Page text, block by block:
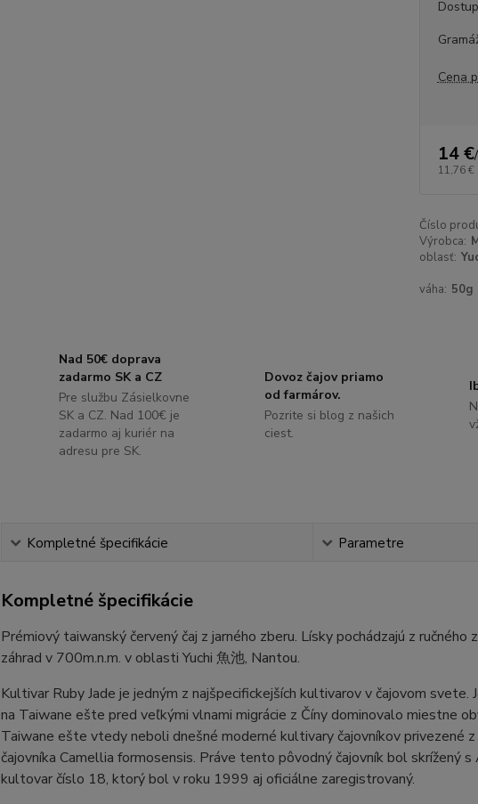
Cena
14 €/
11,76 €
Číslo
Výrobca:
oblasť:
váha: 50g
Nad 50€ doprava
zadarmo SK a CZ
Pre službu Zásielkovne
SK a CZ. Nad 100€ je
zadarmo aj kuriér na
adresu pre SK.
Dovoz čajov priamo
od farmárov.
Pozrite si blog z našich
ciest.
Kompletné špecifikácie Parametre
Kompletné špecifikácie
Prémiový taiwanský červený čaj z jarného zberu. Lísky pochádzajú z
záhrad v 700m.n.m. v oblasti Yuchi 魚池, Nantou.
Kultivar Ruby Jade je jedným z najšpecifickejších kultivarov v čajovom
na Taiwane ešte pred veľkými vlnami migrácie z Číny dominovalo miestne
Taiwane ešte vtedy neboli dnešné moderné kultivary čajovníkov privezené
čajovníka Camellia formosensis. Práve tento pôvodný čajovník bol skrížený
kultovar číslo 18, ktorý bol v roku 1999 aj oficiálne zaregistrovaný.